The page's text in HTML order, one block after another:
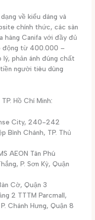
về kiểu dáng và
chính thức, các sàn
hàng Canifa với đầy đủ
động từ 400.000 –
phản ánh đúng chất
người tiêu dùng
Hồ Chí Minh:
City, 240-242
Bình Chánh, TP. Thủ
AEON Tân Phú
P. Sơn Kỳ, Quận
Cờ, Quận 3
2 TTTM Parcmall,
Chánh Hưng, Quận 8